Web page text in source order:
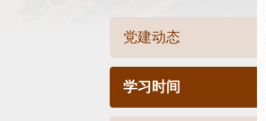
党建动态
学习时间